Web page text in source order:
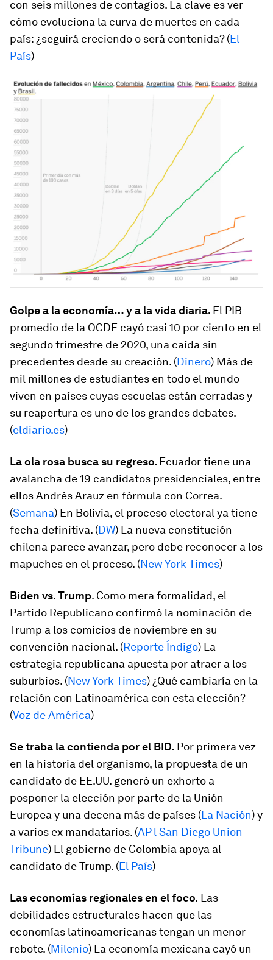
con seis millones de contagios. La clave es ver
cómo evoluciona la curva de muertes en cada
país: ¿seguirá creciendo o será contenida? (El
País)
Golpe a la economía… y a la vida diaria. El PIB
promedio de la OCDE cayó casi 10 por ciento en el
segundo trimestre de 2020, una caída sin
precedentes desde su creación. (Dinero) Más de
mil millones de estudiantes en todo el mundo
viven en países cuyas escuelas están cerradas y
su reapertura es uno de los grandes debates.
(eldiario.es)
La ola rosa busca su regreso. Ecuador tiene una
avalancha de 19 candidatos presidenciales, entre
ellos Andrés Arauz en fórmula con Correa.
(Semana) En Bolivia, el proceso electoral ya tiene
fecha definitiva. (DW) La nueva constitución
chilena parece avanzar, pero debe reconocer a los
mapuches en el proceso. (New York Times)
Biden vs. Trump. Como mera formalidad, el
Partido Republicano confirmó la nominación de
Trump a los comicios de noviembre en su
convención nacional. (Reporte Índigo) La
estrategia republicana apuesta por atraer a los
suburbios. (New York Times) ¿Qué cambiaría en la
relación con Latinoamérica con esta elección?
(Voz de América)
Se traba la contienda por el BID. Por primera vez
en la historia del organismo, la propuesta de un
candidato de EE.UU. generó un exhorto a
posponer la elección por parte de la Unión
Europea y una decena más de países (La Nación) y
a varios ex mandatarios. (AP l San Diego Union
Tribune) El gobierno de Colombia apoya al
candidato de Trump. (El País)
Las economías regionales en el foco. Las
debilidades estructurales hacen que las
economías latinoamericanas tengan un menor
rebote. (Milenio) La economía mexicana cayó un